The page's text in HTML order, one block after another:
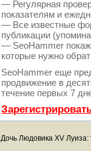
— Регулярная
показателям и
— Все известные
публикации
— SeoHammer
которые нужно
SeoHammer еще
продвижение в
течение первых 7
Дочь Людовика XV Луиза: